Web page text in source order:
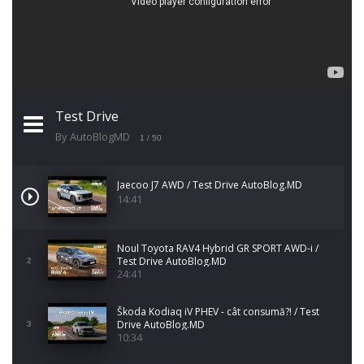
Test Drive
By AutoBlogMD 1 / 50
Jaecoo J7 AWD / Test Drive AutoBlog.MD
14:41
2
Noul Toyota RAV4 Hybrid GR SPORT AWD-i /
Test Drive AutoBlog.MD
24:41
3
Škoda Kodiaq iV PHEV - cât consumă?! / Test
Drive AutoBlog.MD
10:34